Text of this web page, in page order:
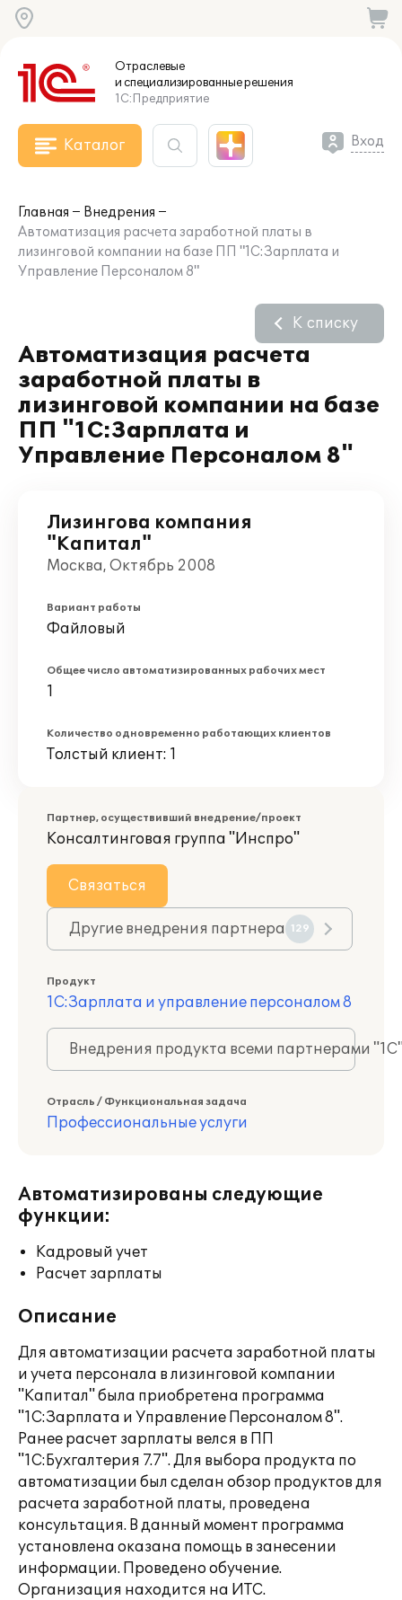
Отраслевые
и специализированныерешения
1С:Предприятие
Каталог Вход
Главная
Внедрения
Автоматизация расчета заработной платы в
лизинговой компании на базе ПП "1С:Зарплата и
Управление Персоналом 8"
Автоматизация расчета
заработной платы в
лизинговой компании на базе
ПП "1С:Зарплата и
Управление Персоналом 8"
К списку
Лизингова компания
"Капитал"
Москва, Октябрь 2008
Вариант работы
Файловый
Общее число автоматизированных рабочих мест
1
Количество одновременно работающих клиентов
Толстый клиент: 1
Партнер, осуществивший внедрение/проект
Консалтинговая группа "Инспро"
Связаться
Другие внедрения партнера 129
Продукт
1С:Зарплата и управление персоналом 8
Внедрения продукта всеми партнерами
Отрасль / Функциональная задача
Профессиональные услуги
Автоматизированы следующие
функции:
Кадровый учет
Расчет зарплаты
Описание
Для автоматизации расчета заработной платы
и учета персонала в лизинговой компании
"Капитал" была приобретена программа
"1С:Зарплата и Управление Персоналом 8".
Ранее расчет зарплаты велся в ПП
"1С:Бухгалтерия 7.7". Для выбора продукта по
автоматизации был сделан обзор продуктов для
расчета заработной платы, проведена
консультация. В данный момент программа
установлена оказана помощь в занесении
информации. Проведено обучение.
Организация находится на ИТС.